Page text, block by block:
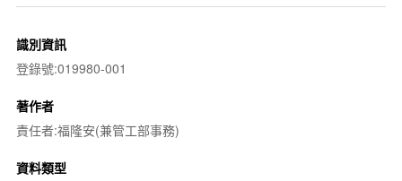
識別資訊
登錄號:019980-001
著作者
責任者:福隆安(兼管工部事務)
資料類型